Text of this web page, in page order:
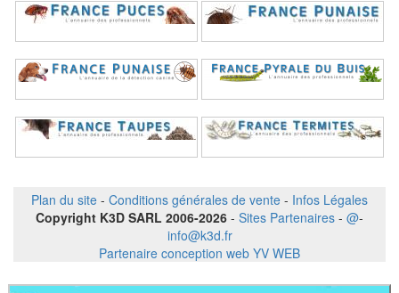
Plan du site - Conditions générales de vente - Infos Légales
Copyright K3D SARL 2006-2026 - Sites Partenaires - @-
info@k3d.fr
Partenaire conception web YV WEB